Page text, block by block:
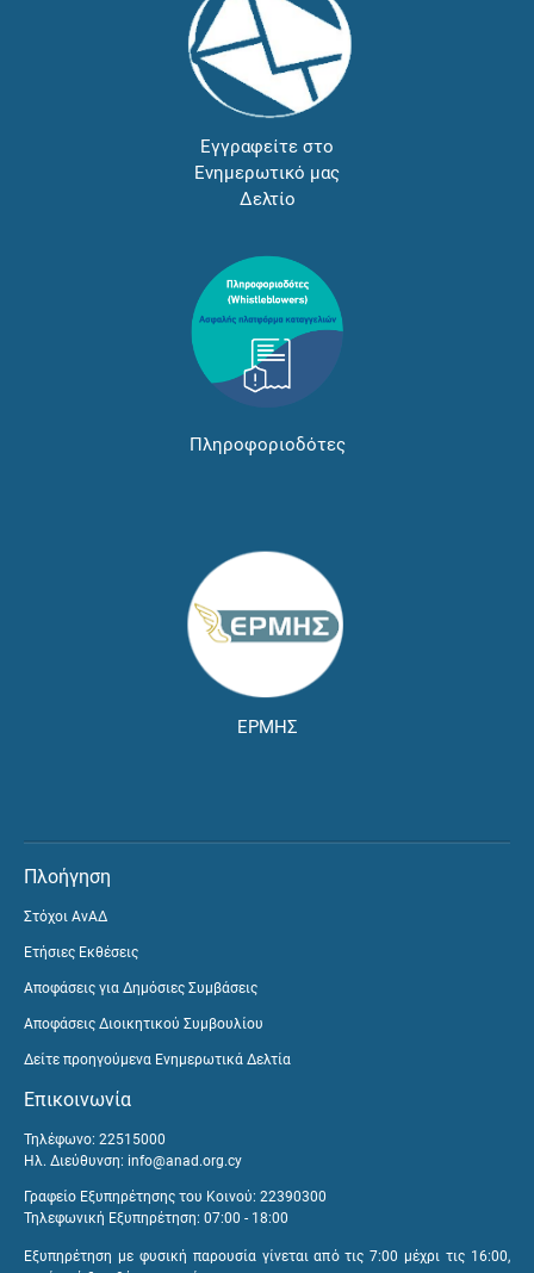
Εγγραφείτε στο
Ενημερωτικό μας
Δελτίο
Πληροφοριοδότες
ΕΡΜΗΣ
Πλοήγηση
Στόχοι ΑνΑΔ
Ετήσιες Εκθέσεις
Αποφάσεις για Δημόσιες Συμβάσεις
Αποφάσεις Διοικητικού Συμβουλίου
Δείτε προηγούμενα Ενημερωτικά Δελτία
Επικοινωνία
Τηλέφωνο: 22515000
Ηλ. Διεύθυνση: info@anad.org.cy
Γραφείο Εξυπηρέτησης του Κοινού: 22390300
Τηλεφωνική Εξυπηρέτηση: 07:00 - 18:00
Εξυπηρέτηση με φυσική παρουσία γίνεται από τις 7:00 μέχρι τις 16:00,